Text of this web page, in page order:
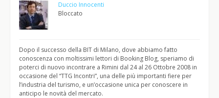
Duccio Innocenti
Bloccato
Dopo il successo della BIT di Milano, dove abbiamo fatto
conoscenza con moltissimi lettori di Booking Blog, speriamo di
poterci di nuovo incontrare a Rimini dal 24 al 26 Ottobre 2008 in
occasione del “TTG Incontri”, una delle più importanti fiere per
l’industria del turismo, e un’occasione unica per conoscere in
anticipo le novità del mercato.